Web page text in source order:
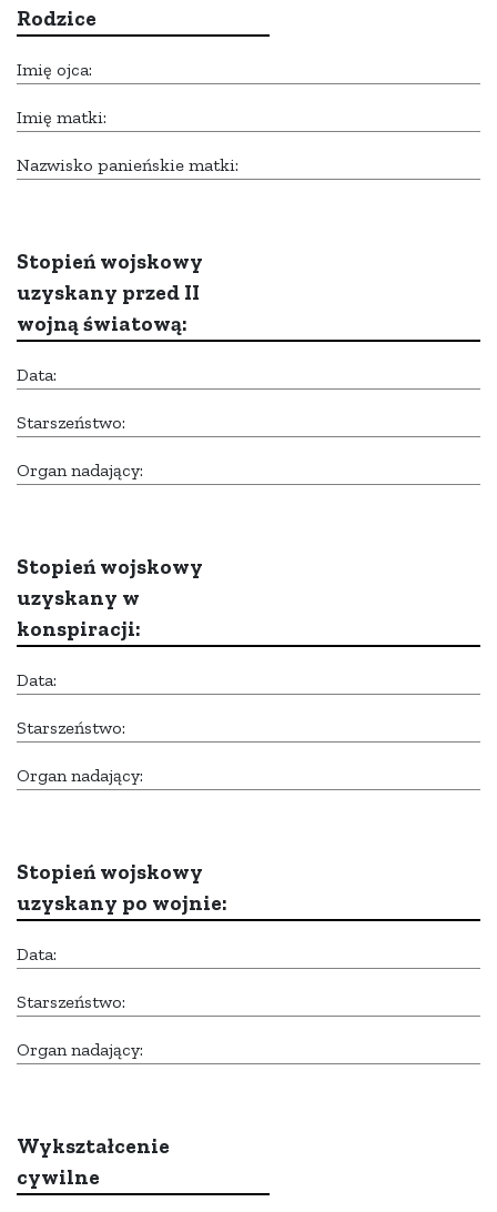
Rodzice
Imię ojca:
Imię matki:
Nazwisko panieńskie matki:
Stopień wojskowy
uzyskany przed II
wojną światową:
Data:
Starszeństwo:
Organ nadający:
Stopień wojskowy
uzyskany w
konspiracji:
Data:
Starszeństwo:
Organ nadający:
Stopień wojskowy
uzyskany po wojnie:
Data:
Starszeństwo:
Organ nadający:
Wykształcenie
cywilne